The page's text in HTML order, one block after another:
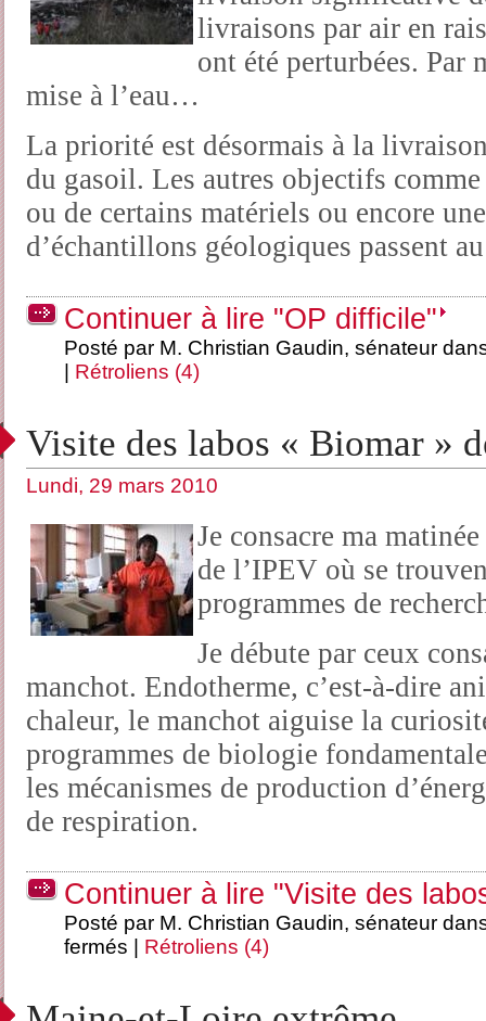
livraisons par air en
ont été perturbées. Par
mise à l’eau…
La priorité est désormais à la
du gasoil. Les autres objectifs
ou de certains matériels ou encore
d’échantillons géologiques passent
Continuer à lire "OP difficile"
Posté par M. Christian Gaudin, sénateur
Rétroliens (4)
Visite des labos « Biomar »
Lundi, 29 mars 2010
Je consacre ma
de l’IPEV où se
programmes de
Je débute par ceux
manchot. Endotherme, c’est-à-dire
chaleur, le manchot aiguise la
programmes de biologie
les mécanismes de production
de respiration.
Continuer à lire "Visite des
Posté par M. Christian Gaudin, sénateur
fermés
Rétroliens (4)